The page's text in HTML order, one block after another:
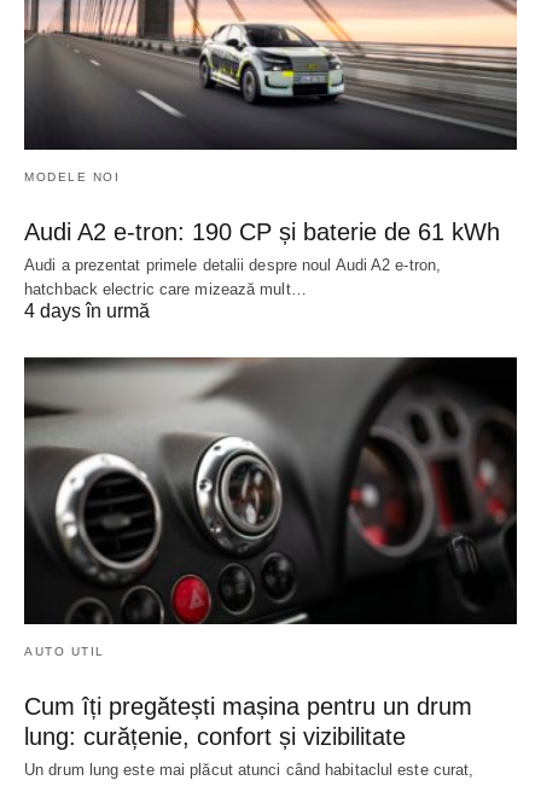
MODELE NOI
Audi A2 e-tron: 190 CP și baterie de 61 kWh
Audi a prezentat primele detalii despre noul Audi A2 e-tron,
hatchback electric care mizează mult…
4 days în urmă
AUTO UTIL
Cum îți pregătești mașina pentru un drum
lung: curățenie, confort și vizibilitate
Un drum lung este mai plăcut atunci când habitaclul este curat,